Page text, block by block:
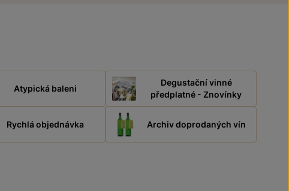
Atypická baleni
Degustační vinné
předplatné - Znovínky
Rychlá objednávka Archiv doprodaných vín